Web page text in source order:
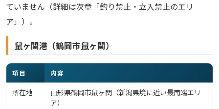
ていません（詳細は次章「釣り禁止・立入禁止のエリ
ア」）。
鼠ヶ関港（鶴岡市鼠ヶ関）
項目 内容
所在地
山形県鶴岡市鼠ヶ関（新潟県境に近い最南端エリ
ア）